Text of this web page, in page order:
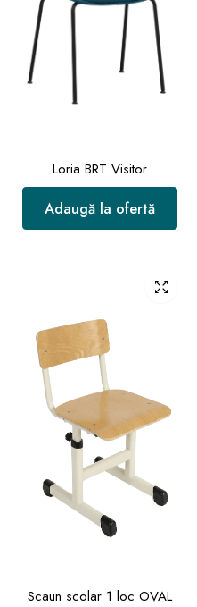
Loria BRT Visitor
Adaugă la ofertă
Scaun scolar 1 loc OVAL